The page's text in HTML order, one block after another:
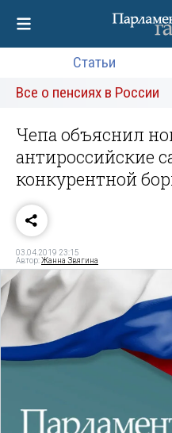
Статьи
Все о пенсиях в России
Чепа объяснил
антироссийские
конкурентной
03.04.2019 23:15
Автор:Жанна Звягина